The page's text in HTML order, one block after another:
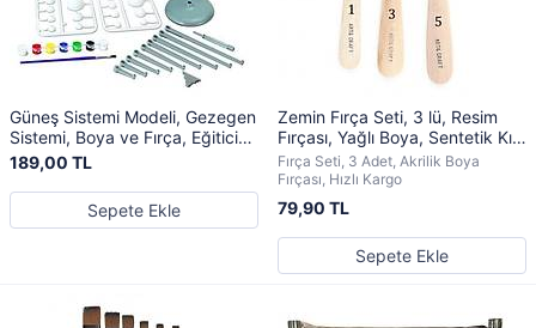
Güneş Sistemi Modeli, Gezegen
Sistemi, Boya ve Fırça, Eğitici
Maket
189,00 TL
Sepete Ekle
Zemin Fırça Seti, 3 lü, Resim
Fırçası, Yağlı Boya, Sentetik Kıl,
Sanatsal Fırçalar
Fırça Seti, 3 Adet, Akrilik Boya
Fırçası, Hızlı Kargo
79,90 TL
Sepete Ekle